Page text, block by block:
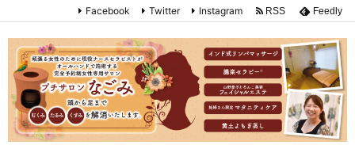
Facebook Twitter Instagram RSS Feedly